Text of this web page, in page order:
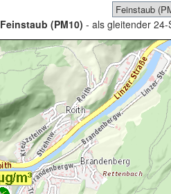
Feinstaub (PM10) - als gleitender